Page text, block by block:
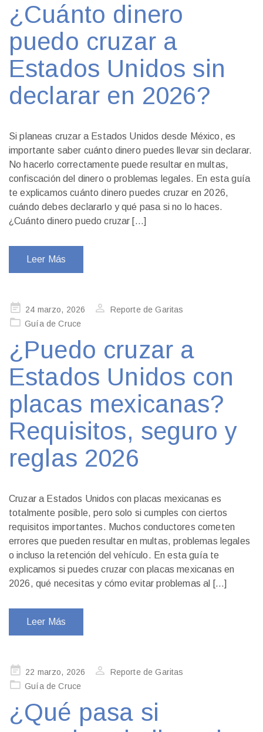
¿Cuánto dinero
puedo cruzar a
Estados Unidos sin
declarar en 2026?
Si planeas cruzar a Estados Unidos desde México, es
importante saber cuánto dinero puedes llevar sin declarar.
No hacerlo correctamente puede resultar en multas,
confiscación del dinero o problemas legales. En esta guía
te explicamos cuánto dinero puedes cruzar en 2026,
cuándo debes declararlo y qué pasa si no lo haces.
¿Cuánto dinero puedo cruzar […]
Leer Más
Publicado
en
24 marzo, 2026
Reporte de Garitas
Guía de Cruce
¿Puedo cruzar a
Estados Unidos con
placas mexicanas?
Requisitos, seguro y
reglas 2026
Cruzar a Estados Unidos con placas mexicanas es
totalmente posible, pero solo si cumples con ciertos
requisitos importantes. Muchos conductores cometen
errores que pueden resultar en multas, problemas legales
o incluso la retención del vehículo. En esta guía te
explicamos si puedes cruzar con placas mexicanas en
2026, qué necesitas y cómo evitar problemas al […]
Leer Más
Publicado
en
22 marzo, 2026
Reporte de Garitas
Guía de Cruce
¿Qué pasa si